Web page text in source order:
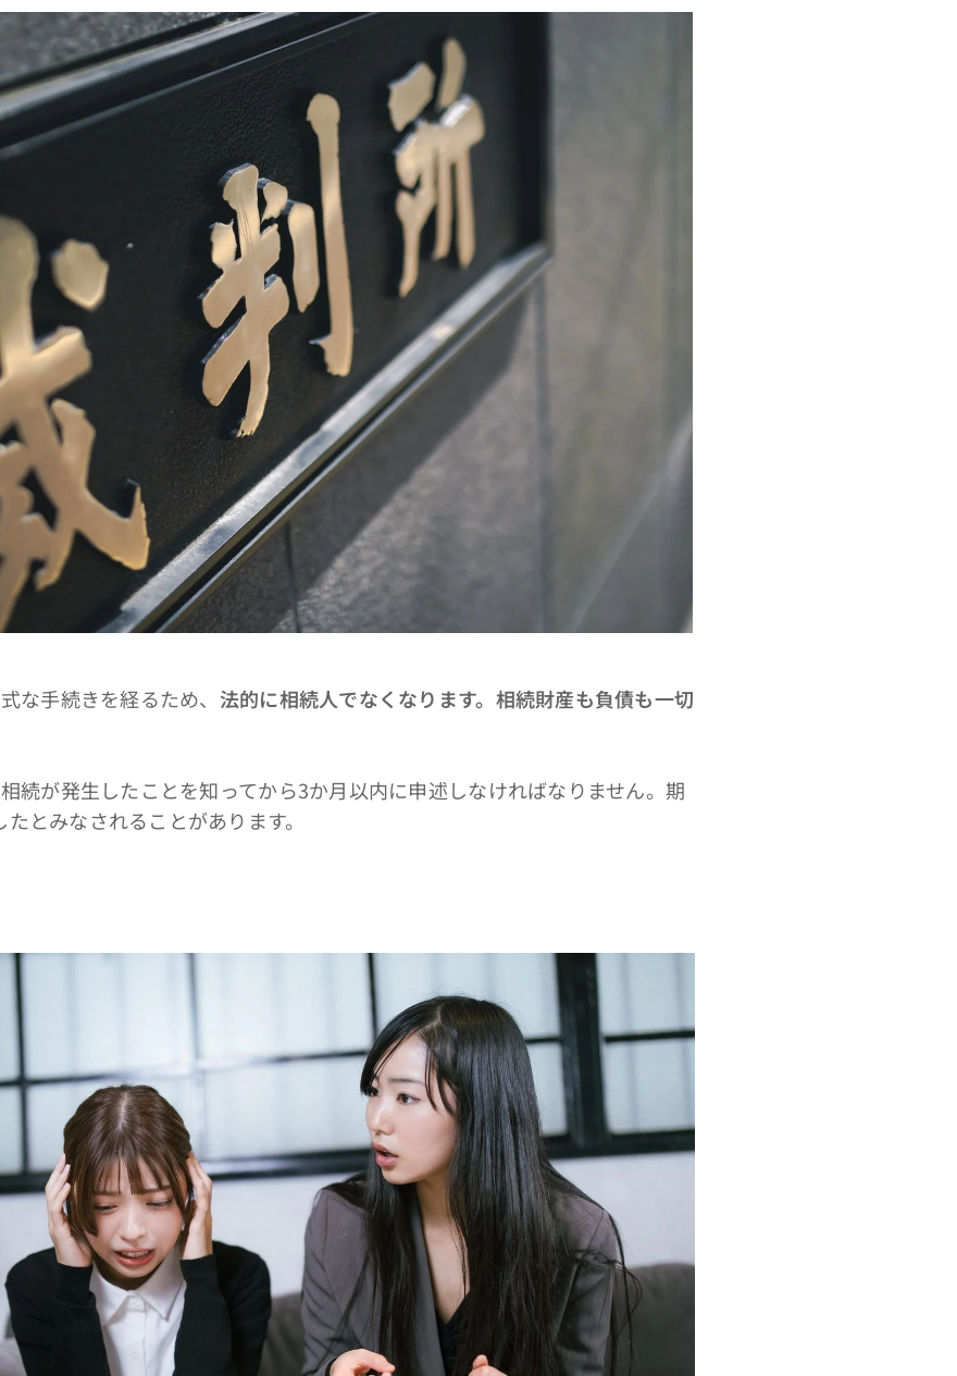
な手続きを経るため、 法的に相続人でなくなります。相続財産も負債も一切
続が発生したことを知ってから3か月以内に申述しなければなりません。期
とみなされることがあります。